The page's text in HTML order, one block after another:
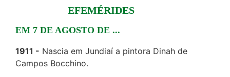
EFEMÉRIDES
EM 7 DE AGOSTO DE ...
1911
Nascia em Jundiaí a pintora Dinah de
Campos Bocchino.